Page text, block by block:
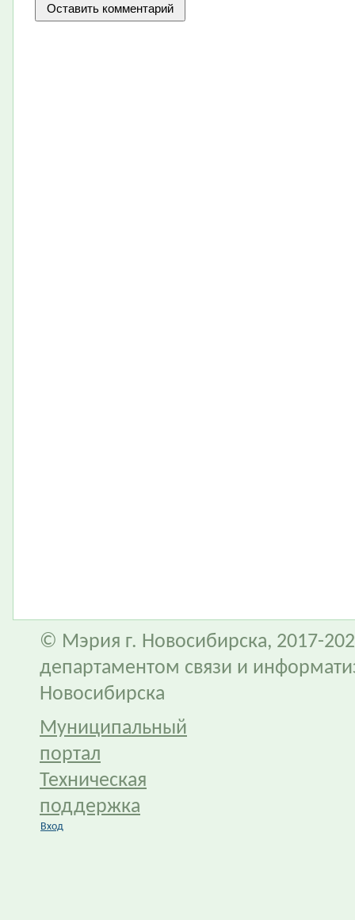
© Мэрия г. Новосибирска, 2017-
департаментом связи и
Новосибирска
Муниципальный
портал
Техническая
поддержка
Вход